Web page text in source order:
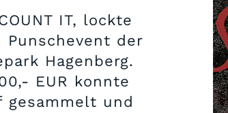
IT, lockte
Punschevent der
Hagenberg.
EUR konnte
gesammelt und